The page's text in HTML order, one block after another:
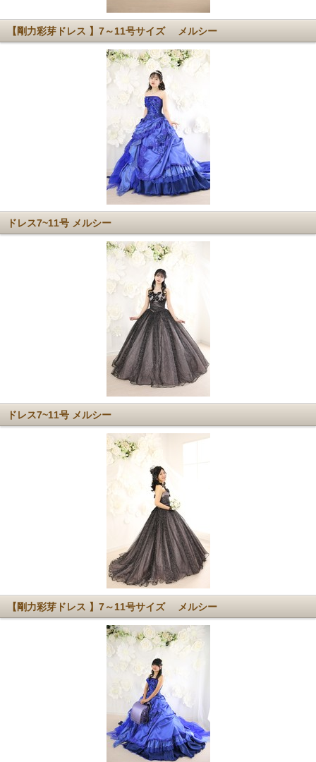
【剛力彩芽ドレス 】7～11号サイズ メルシー
ドレス7~11号 メルシー
ドレス7~11号 メルシー
【剛力彩芽ドレス 】7～11号サイズ メルシー